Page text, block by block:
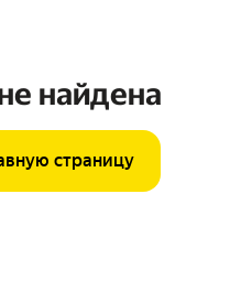
найдена
страницу